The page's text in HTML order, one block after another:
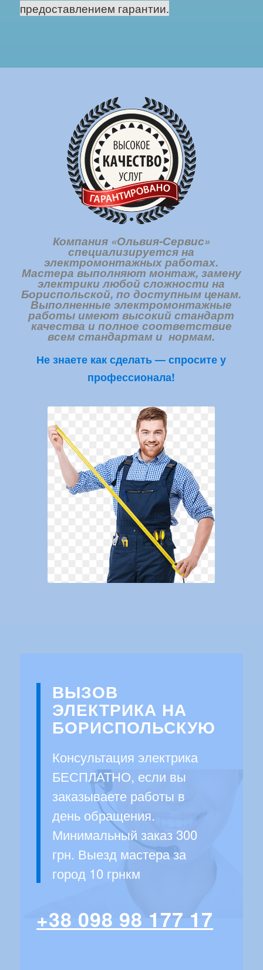
предоставлением гарантии.
Компания «Ольвия-Сервис»
специализируется на
электромонтажных работах.
Мастера выполняют монтаж, замену
электрики любой сложности на
Бориспольской, по доступным ценам.
Выполненные электромонтажные
работы имеют высокий стандарт
качества и полное соответствие
всем стандартам и нормам.
Не знаете как сделать — спросите у
профессионала!
ВЫЗОВ
ЭЛЕКТРИКА НА
БОРИСПОЛЬСКУЮ
Консультация электрика
БЕСПЛАТНО, если вы
заказываете работы в
день обращения.
Минимальный заказ 300
грн. Выезд мастера за
город 10 грнкм
+38 098 98 177 17